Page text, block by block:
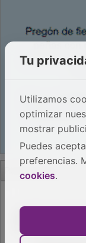
Tu
Utilizamos
optimizar
mostrar
Puedes
preferencias.
cookies.